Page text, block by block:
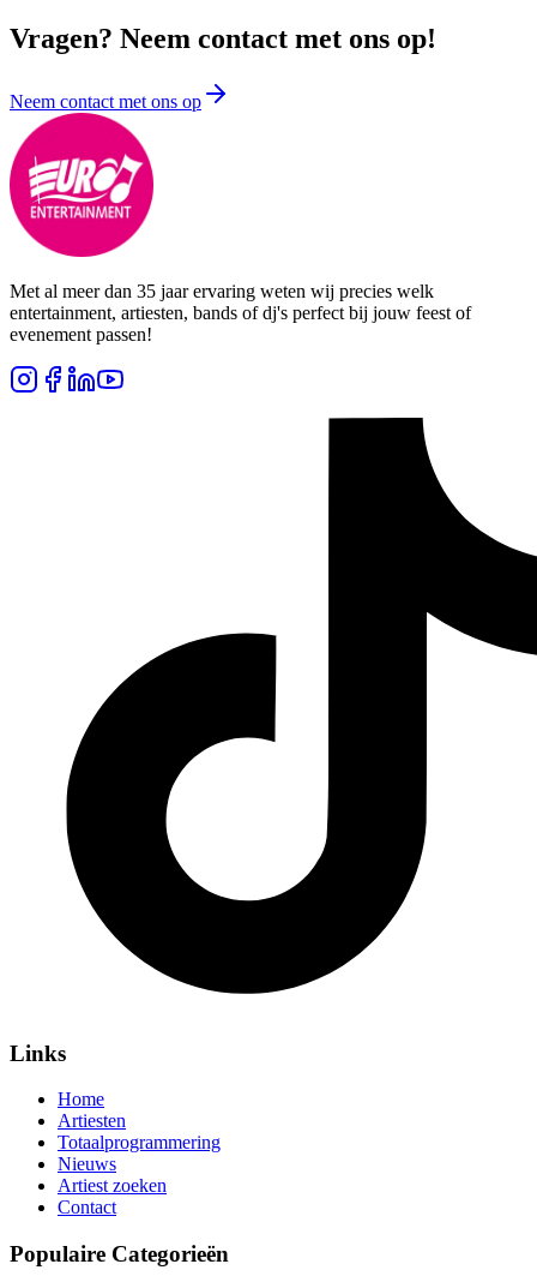
Vragen? Neem contact met ons op!
Neem contact met ons op
Met al meer dan 35 jaar ervaring weten wij precies welk
entertainment, artiesten, bands of dj's perfect bij jouw feest of
evenement passen!
Links
Home
Artiesten
Totaalprogrammering
Nieuws
Artiest zoeken
Contact
Populaire Categorieën